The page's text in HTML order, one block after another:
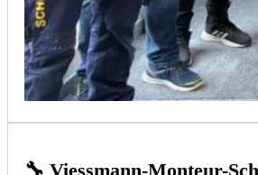
🔧 Viessmann-Monteur-